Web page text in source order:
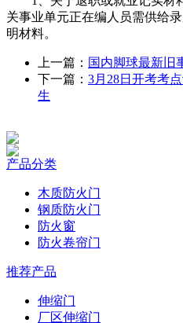
关事业单元正在编人员需供给
明材料。
上一篇： 国内脚球最新旧
下一篇： 3月28日开考考
生
产品分类
木质防火门
钢质防火门
防火窗
防火卷帘门
推荐产品
伸缩门
厂区伸缩门